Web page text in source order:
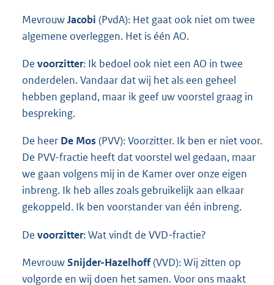
MevrouwJacobi (PvdA): Het gaat ook niet om twee
algemene overleggen. Het is één AO.
De voorzitter: Ik bedoel ook niet een AO in twee
onderdelen. Vandaar dat wij het als een geheel
hebben gepland, maar ik geef uw voorstel graag in
bespreking.
De heer De Mos (PVV): Voorzitter. Ik ben er niet voor.
De PVV-fractie heeft dat voorstel wel gedaan, maar
we gaan volgens mij in de Kamer over onze eigen
inbreng. Ik heb alles zoals gebruikelijk aan elkaar
gekoppeld. Ik ben voorstander van één inbreng.
De voorzitter: Wat vindt de VVD-fractie?
MevrouwSnijder-Hazelhoff(VVD): Wij zitten op
volgorde en wij doen het samen. Voor ons maakt